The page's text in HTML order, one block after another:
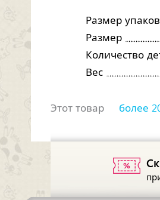
Размер
Размер
Количество
Вес
Этот товар более